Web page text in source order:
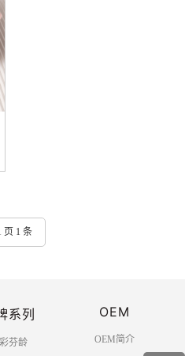
页 1 条
系列
芬龄
OEM
OEM简介